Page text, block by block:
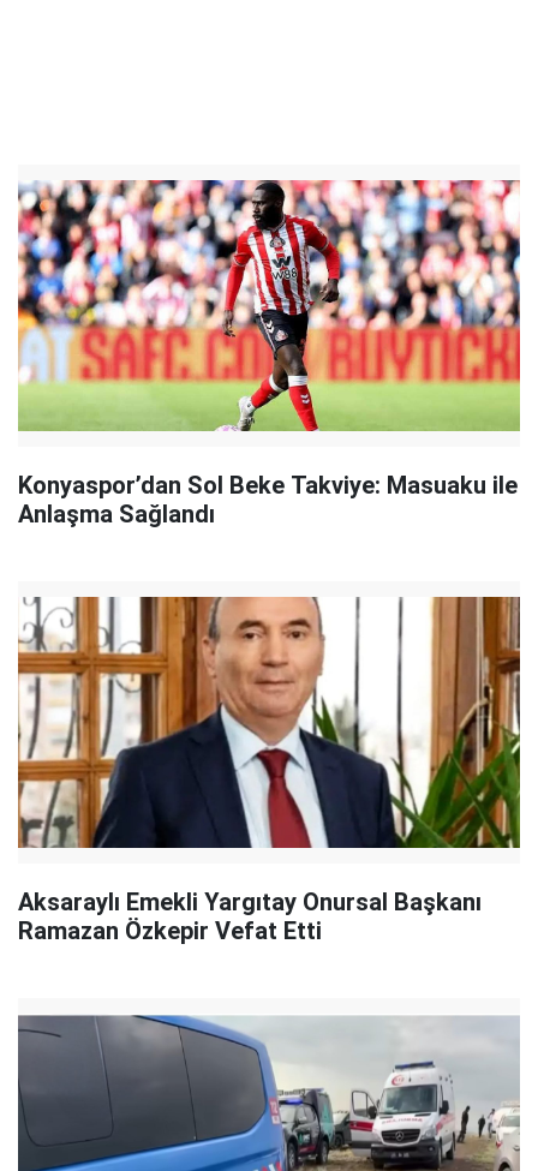
Konyaspor’dan Sol Beke Takviye: Masuaku ile
Anlaşma Sağlandı
Aksaraylı Emekli Yargıtay Onursal Başkanı
Ramazan Özkepir Vefat Etti